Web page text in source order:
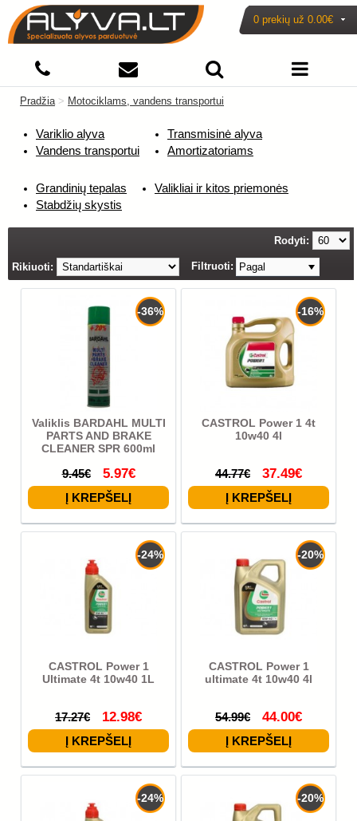
0 prekių už 0.00€
Pradžia> Motociklams, vandens transportui
Variklio alyva
Vandens transportui
Transmisinė alyva
Amortizatoriams
Grandinių tepalas
Stabdžių skystis
Valikliai ir kitos priemonės
Rodyti:
Rikiuoti: Filtruoti: Pagal
-36%
Valiklis BARDAHL MULTI
PARTS AND BRAKE
CLEANER SPR 600ml
9.45€ 5.97€
-16%
CASTROL Power 1 4t
10w40 4l
44.77€ 37.49€
-24%
CASTROL Power 1
Ultimate 4t 10w40 1L
17.27€ 12.98€
-20%
CASTROL Power 1
ultimate 4t 10w40 4l
54.99€ 44.00€
-24% -20%